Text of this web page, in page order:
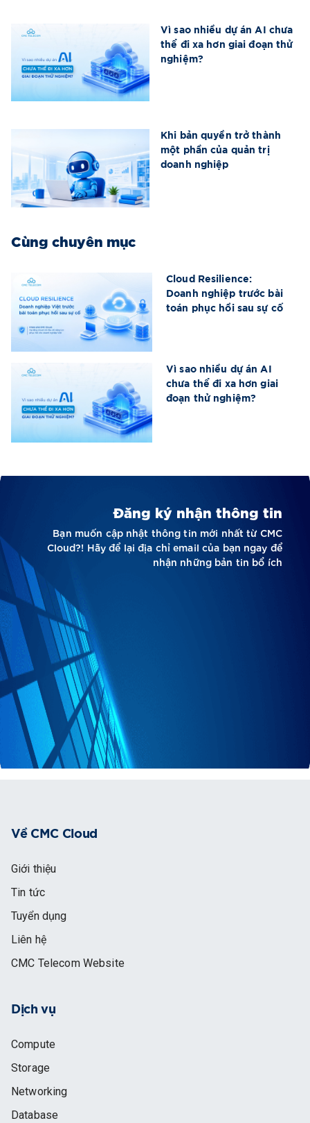
Vì sao nhiều dự án AI chưa
thể đi xa hơn giai đoạn thử
nghiệm?
Khi bản quyền trở thành
một phần của quản trị
doanh nghiệp
Cùng chuyên mục
Cloud Resilience:
Doanh nghiệp trước bài
toán phục hồi sau sự cố
Vì sao nhiều dự án AI
chưa thể đi xa hơn giai
đoạn thử nghiệm?
Đăng ký nhận thông tin
Bạn muốn cập nhật thông tin mới nhất từ CMC
Cloud?! Hãy để lại địa chỉ email của bạn ngay để
nhận những bản tin bổ ích
Về CMC Cloud
Giới thiệu
Tin tức
Tuyển dụng
Liên hệ
CMC Telecom Website
Dịch vụ
Compute
Storage
Networking
Database